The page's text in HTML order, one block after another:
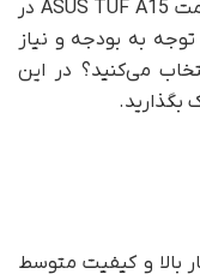
انتخاب منطقی‌تری است. البته بررسی قیمت ASUS TUF A15 در
به بودجه و نیاز
می‌کنید؟ در این
بگذارید.
بالا و کیفیت متوسط